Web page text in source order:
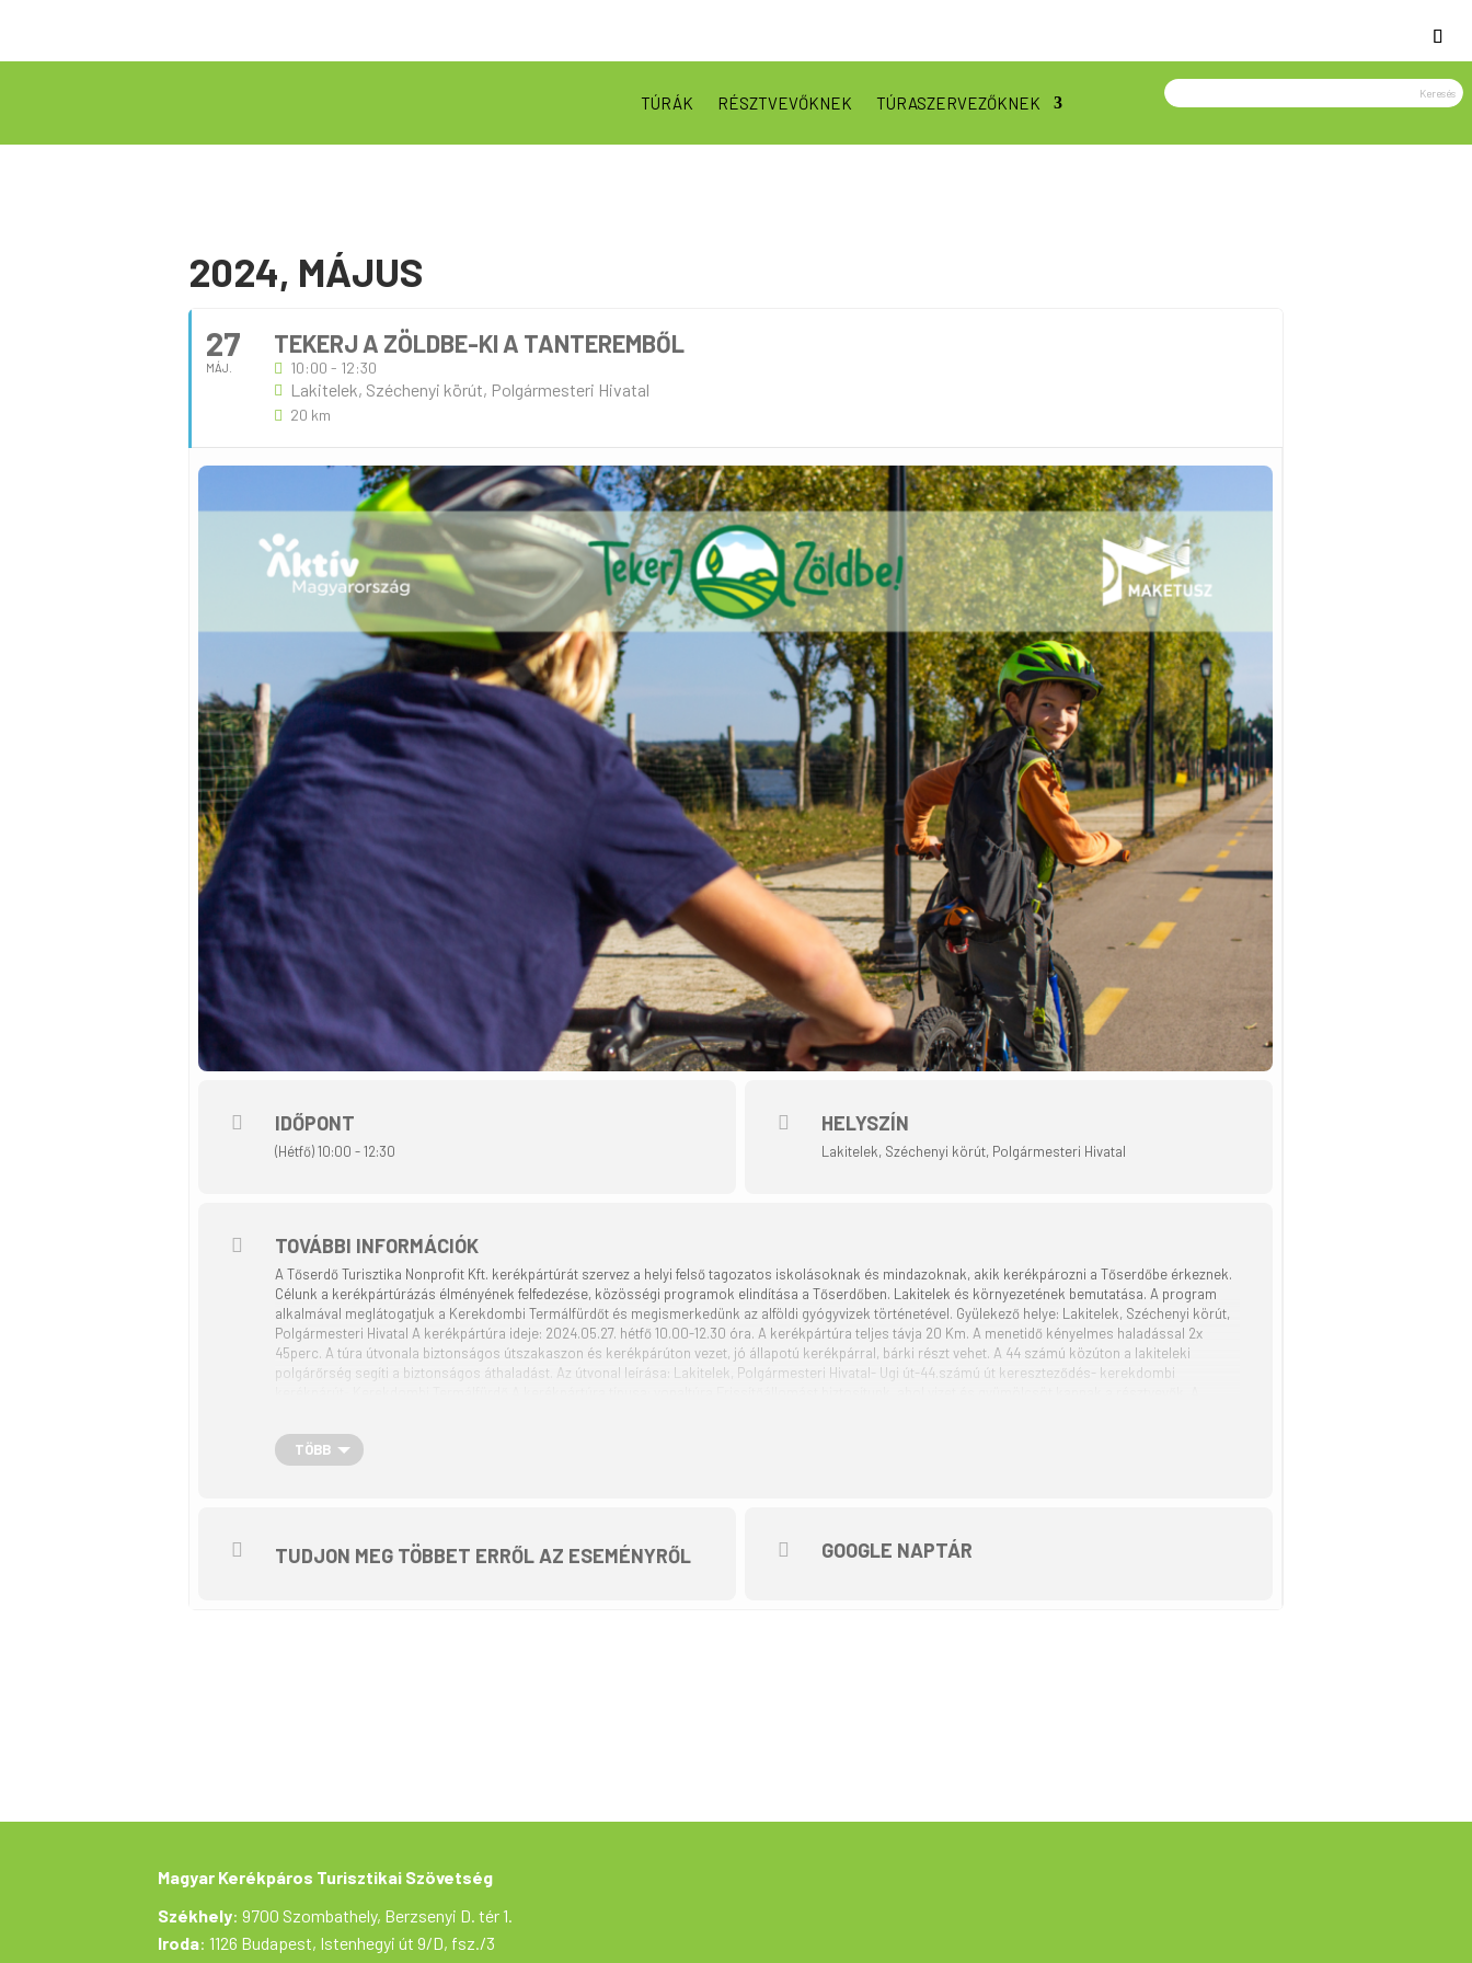
TÚRÁK RÉSZTVEVŐKNEK TÚRASZERVEZŐKNEK
2024, MÁJUS
27
MÁJ.
TEKERJ A ZÖLDBE-KI A TANTEREMBŐL
10:00 - 12:30
Lakitelek, Széchenyi körút, Polgármesteri Hivatal
20 km
IDŐPONT
(Hétfő) 10:00 - 12:30
HELYSZÍN
Lakitelek, Széchenyi körút, Polgármesteri Hivatal
TOVÁBBI INFORMÁCIÓK
A Tőserdő Turisztika Nonprofit Kft. kerékpártúrát szervez a helyi felső tagozatos iskolásoknak és mindazoknak, akik kerékpározni a Tőserdőbe érkeznek.
Célunk a kerékpártúrázás élményének felfedezése, közösségi programok elindítása a Tőserdőben. Lakitelek és környezetének bemutatása. A program
alkalmával meglátogatjuk a Kerekdombi Termálfürdőt és megismerkedünk az alföldi gyógyvizek történetével. Gyülekező helye: Lakitelek, Széchenyi körút,
Polgármesteri Hivatal A kerékpártúra ideje: 2024.05.27. hétfő 10.00-12.30 óra. A kerékpártúra teljes távja 20 Km. A menetidő kényelmes haladással 2x
45perc. A túra útvonala biztonságos útszakaszon és kerékpárúton vezet, jó állapotú kerékpárral, bárki részt vehet. A 44 számú közúton a lakiteleki
polgárőrség segíti a biztonságos áthaladást. Az útvonal leírása: Lakitelek, Polgármesteri Hivatal- Ugi út-44.számú út kereszteződés- kerekdombi
Sportruházat, sapka javasolt, a kerékpáros sisak nem kötelező. A szervezők mindenki számára biztosítanak láthatósági mellényt. a kerékpártúrát
kísérőtanárok és kerékpáros túravezető vezeti. Akinek nincs kerékpárja, annak a szervezők kerékpárbérlési lehetőséget biztosítanak. A túrán mindenki
saját felelősségre vesz részt, a programváltoztatás jogát fenntartjuk. A program része az országos „Tekerj a zöldbe!” kerékpártúra programnak, melyet a
TÖBB
TUDJON MEG TÖBBET ERRŐL AZ ESEMÉNYRŐL GOOGLE NAPTÁR
Magyar Kerékpáros Turisztikai Szövetség
Székhely: 9700 Szombathely, Berzsenyi D. tér 1.
Iroda: 1126 Budapest, Istenhegyi út 9/D, fsz./3